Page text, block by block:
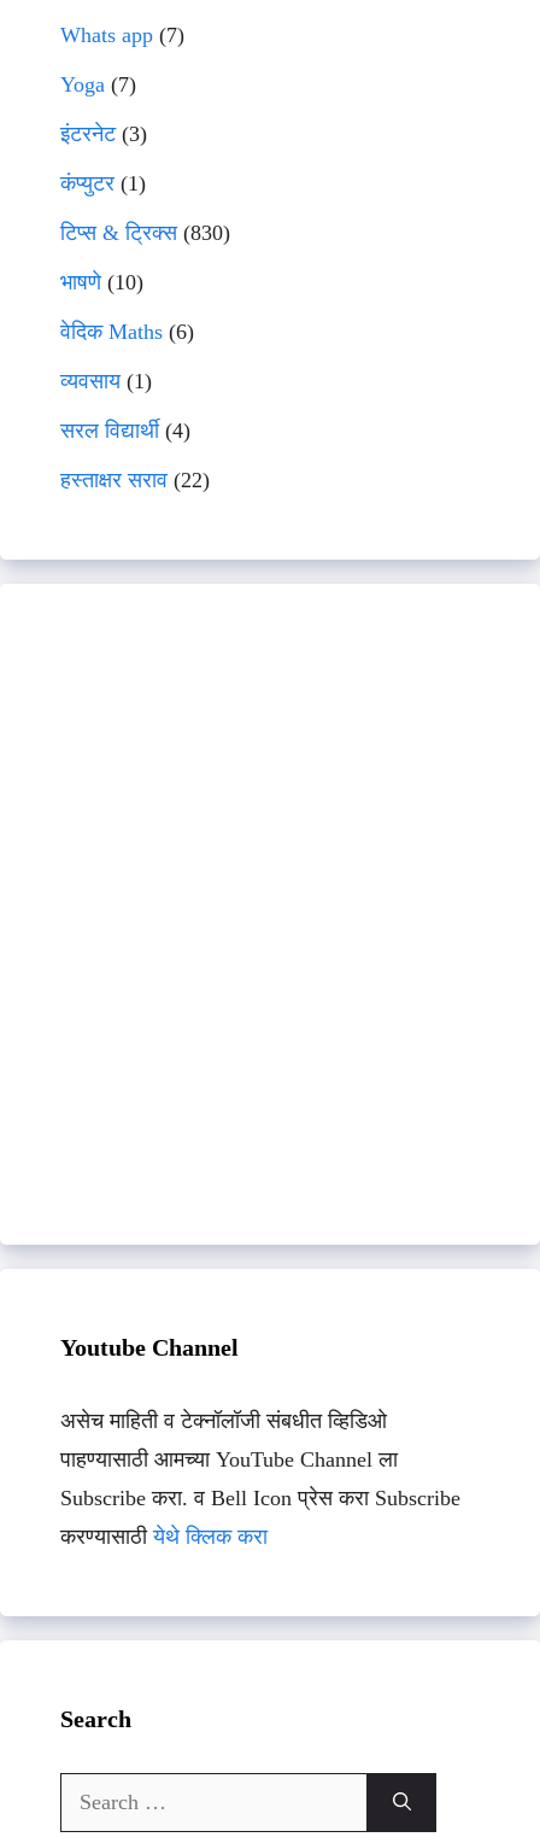
Whats app (7)
Yoga (7)
इंटरनेट(3)
कंप्युटर (1)
टिप्स & ट्रिक्स(830)
भाषणे(10)
वेदिक Maths (6)
व्यवसाय(1)
सरल विद्यार्थी(4)
हस्ताक्षर सराव (22)
Youtube Channel
असेच माहिती व टेक्नॉलॉजी संबधीत व्हिडिओ
पाहण्यासाठी आमच्या YouTube Channel ला
Subscribe करा. व Bell Icon प्रेस करा Subscribe
करण्यासाठीयेथे क्लिक करा
Search
Search
for: